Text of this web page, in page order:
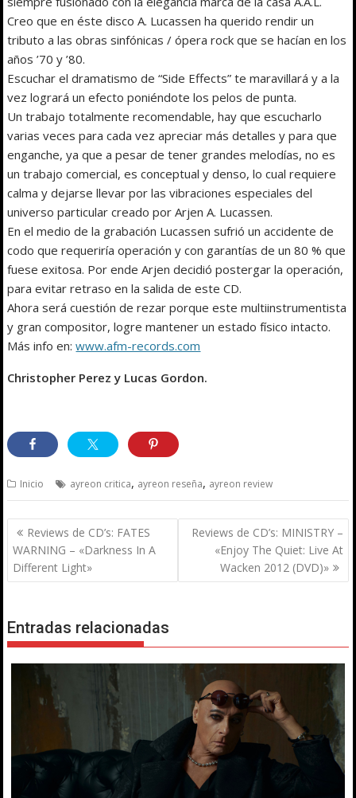
Creo que en éste disco A. Lucassen ha querido rendir un
tributo a las obras sinfónicas / ópera rock que se hacían en los
años ’70 y ’80.
Escuchar el dramatismo de “Side Effects” te maravillará y a la
vez logrará un efecto poniéndote los pelos de punta.
Un trabajo totalmente recomendable, hay que escucharlo
varias veces para cada vez apreciar más detalles y para que
enganche, ya que a pesar de tener grandes melodías, no es
un trabajo comercial, es conceptual y denso, lo cual requiere
calma y dejarse llevar por las vibraciones especiales del
universo particular creado por Arjen A. Lucassen.
En el medio de la grabación Lucassen sufrió un accidente de
codo que requeriría operación y con garantías de un 80 % que
fuese exitosa. Por ende Arjen decidió postergar la operación,
para evitar retraso en la salida de este CD.
Ahora será cuestión de rezar porque este multiinstrumentista
y gran compositor, logre mantener un estado físico intacto.
Más info en:www.afm-records.com
Christopher Perez y Lucas Gordon.
Inicio ayreon critica, ayreon reseña, ayreon review
Navegación
de
entradas
Reviews de CD’s: FATES
WARNING – «Darkness In A
Different Light»
Reviews de CD’s: MINISTRY –
«Enjoy The Quiet: Live At
Wacken 2012 (DVD)»
Entradas relacionadas